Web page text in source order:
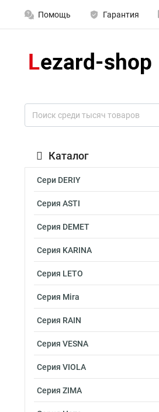
Помощь Гарантия
Каталог
Сери DERIY
Серия ASTI
Серия DEMET
Серия KARINA
Серия LETO
Серия Mira
Серия RAIN
Серия VESNA
Серия VIOLA
Серия ZIMA